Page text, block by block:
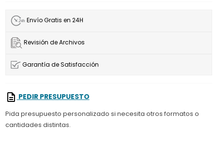
Envío Gratis en 24H
Revisión de Archivos
Garantía de Satisfacción
PEDIR PRESUPUESTO
Pida presupuesto personalizado si necesita otros formatos o
cantidades distintas.